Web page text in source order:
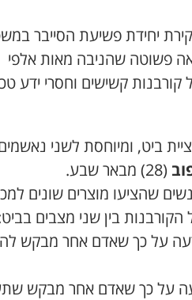
יחידת פשיעת הסייבר
פשוטה שהניבה מאות אלפי
קשישים וחסרי ידע
ביט, ומיוחסת לשני
(28) מבאר שבע.
שהציעו מוצרים שונים
על כך שאדם אחר מבקש
על כך שאדם אחר מבקש